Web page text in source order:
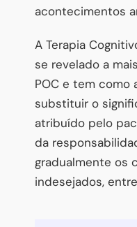
acontecimentos
A Terapia
se revelado a
POC e tem como
substituir o
atribuído pelo
da
gradualmente os
indesejados,